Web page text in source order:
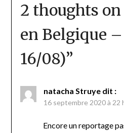
2 thoughts on
en Belgique
16/08)”
natacha Struye dit :
16 septembre 2020 à 22
Encore un reportage